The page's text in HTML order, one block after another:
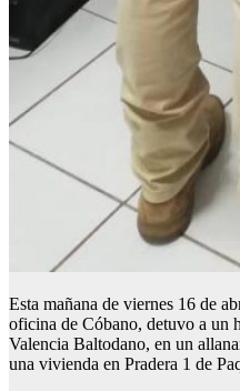
Esta mañana de viernes 16 de
oficina de Cóbano, detuvo a un
Valencia Baltodano, en un
una vivienda en Pradera 1 de